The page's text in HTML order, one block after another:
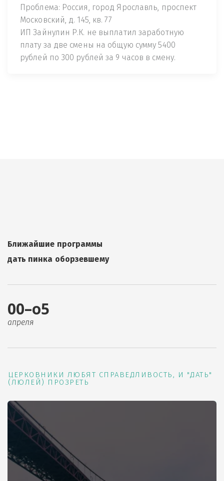
Проблема: Россия, город Ярославль, проспект
Московский, д. 145, кв. 77
ИП Зайнулин Р.К. не выплатил заработную
плату за две смены на общую сумму 5400
рублей по 300 рублей за 9 часов в смену.
Ближайшие программы
дать пинка оборзевшему
00–о5
апреля
ЦЕРКОВНИКИ ЛЮБЯТ СПРАВЕДЛИВОСТЬ, И "ДАТЬ"
(ЛЮЛЕЙ) ПРОЗРЕТЬ